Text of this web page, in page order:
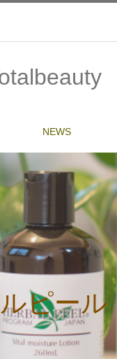
NEWS
ピール